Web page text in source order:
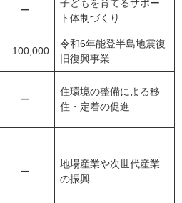
ー
子どもを育てるサポー
ト体制づくり
100,000
令和6年能登半島地震復
旧復興事業
ー
住環境の整備による移
住・定着の促進
ー
地場産業や次世代産業
の振興